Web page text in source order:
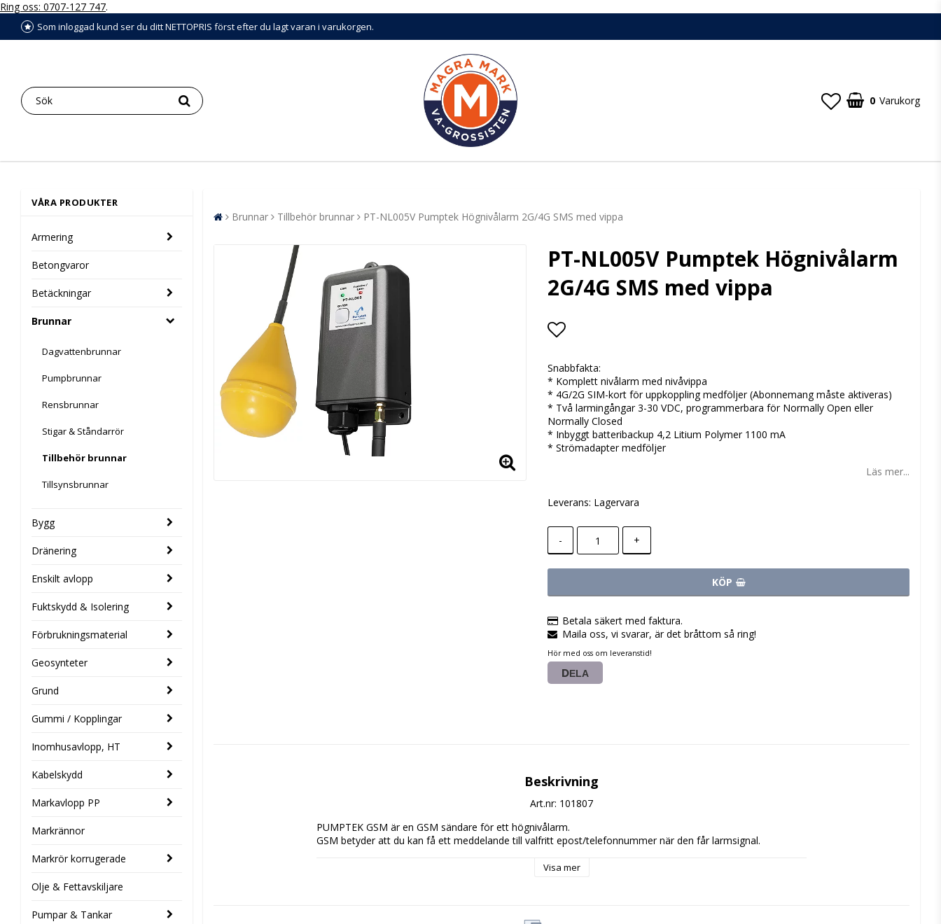
Ring oss: 0707-127 747.
Som inloggad kund ser du ditt NETTOPRIS först efter du lagt varan i varukorgen.
0 Varukorg
VÅRA PRODUKTER
Armering
Betongvaror
Betäckningar
Brunnar
Dagvattenbrunnar
Pumpbrunnar
Rensbrunnar
Stigar & Ståndarrör
Tillbehör brunnar
Tillsynsbrunnar
Bygg
Dränering
Enskilt avlopp
Fuktskydd & Isolering
Förbrukningsmaterial
Geosynteter
Grund
Gummi / Kopplingar
Inomhusavlopp, HT
Kabelskydd
Markavlopp PP
Markrännor
Markrör korrugerade
Olje & Fettavskiljare
Pumpar & Tankar
Brunnar Tillbehör brunnar PT-NL005V Pumptek Högnivålarm 2G/4G SMS med vippa
PT-NL005V Pumptek Högnivålarm
2G/4G SMS med vippa
Lägg till i favoritlistan
Snabbfakta:
* Komplett nivålarm med nivåvippa
* 4G/2G SIM-kort för uppkoppling medföljer (Abonnemang måste aktiveras)
* Två larmingångar 3-30 VDC, programmerbara för Normally Open eller
Normally Closed
* Inbyggt batteribackup 4,2 Litium Polymer 1100 mA
* Strömadapter medföljer
Läs mer...
Leverans: Lagervara
- +
KÖP
Betala säkert med faktura.
Maila oss, vi svarar, är det bråttom så ring!
Hör med oss om leveranstid!
DELA
Beskrivning
Art.nr: 101807
PUMPTEK GSM är en GSM sändare för ett högnivålarm.
GSM betyder att du kan få ett meddelande till valfritt epost/telefonnummer när den får larmsignal.
Visa mer